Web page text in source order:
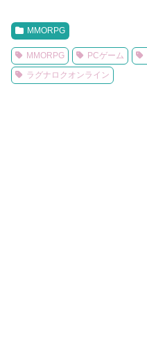
MMORPG
MMORPG PCゲーム
ラグナロクオンライン